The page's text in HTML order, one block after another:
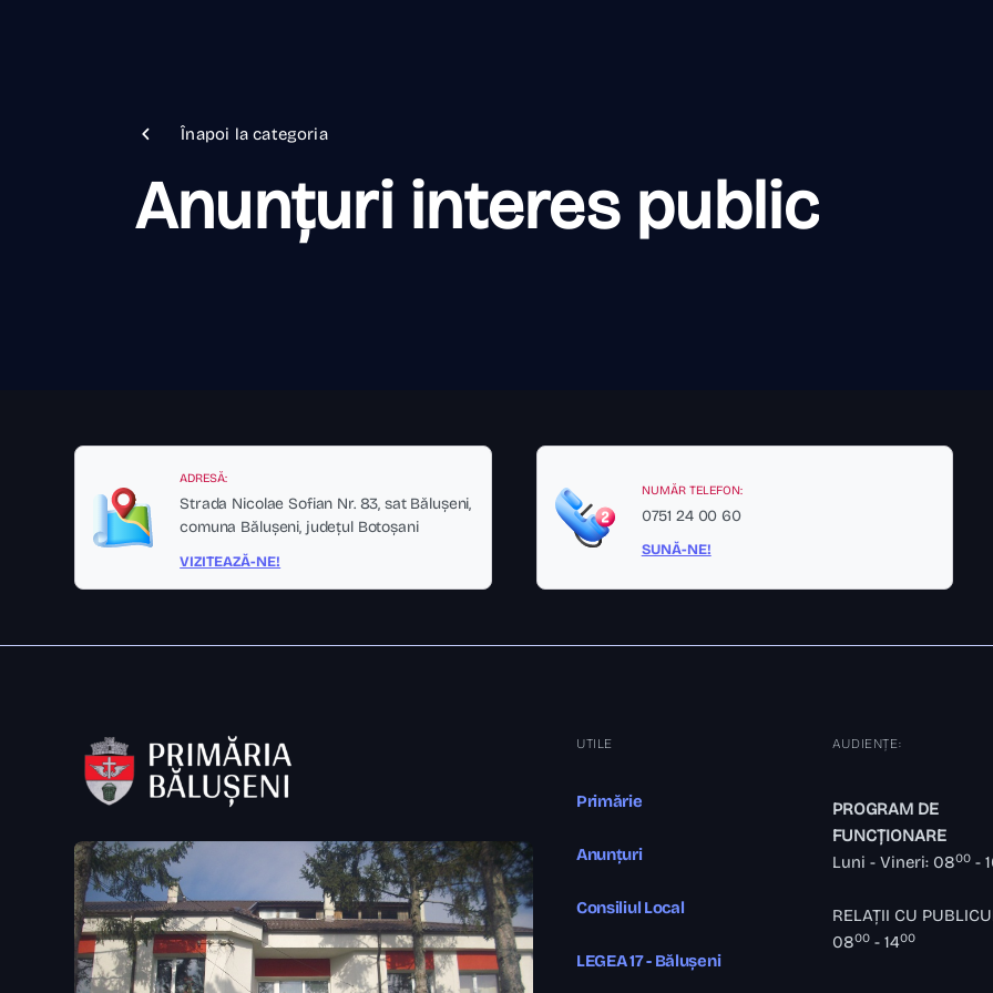
Înapoi la categoria
Anunțuri interes public
ADRESĂ:
Strada Nicolae Sofian Nr. 83, sat Bălușeni,
comuna Bălușeni, județul Botoșani
VIZITEAZĂ-NE!
NUMĂR TELEFON:
0751 24 00 60
SUNĂ-NE!
UTILE
Primărie
Anunțuri
Consiliul Local
LEGEA 17 - Bălușeni
AUDIENȚE:
PROGRAM DE
FUNCȚIONARE
Luni - Vineri: 0800-
RELAȚII CU
0800- 1400